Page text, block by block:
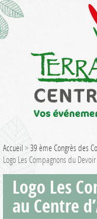
Accueil >39 ème Congrès des
Logo Les Compagnons du
Logo Les
au Centre